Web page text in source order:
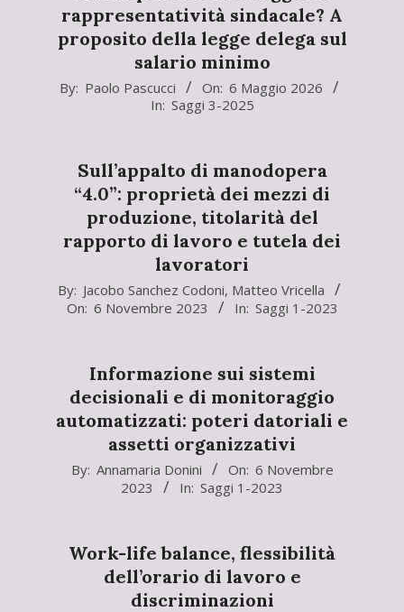
rappresentatività sindacale? A
proposito della legge delega sul
salario minimo
2026-
By: Paolo Pascucci On: 6 Maggio 2026
In: Saggi 3-2025
Sull’appalto di manodopera
“4.0”: proprietà dei mezzi di
produzione, titolarità del
rapporto di lavoro e tutela dei
lavoratori
2023-
11-
By: Jacobo Sanchez Codoni, Matteo Vricella
On: 6 Novembre 2023 In: Saggi 1-2023
Informazione sui sistemi
decisionali e di monitoraggio
automatizzati: poteri datoriali e
assetti organizzativi
2023-
By: Annamaria Donini On: 6 Novembre
2023
In: Saggi 1-2023
Work-life balance, flessibilità
dell’orario di lavoro e
discriminazioni